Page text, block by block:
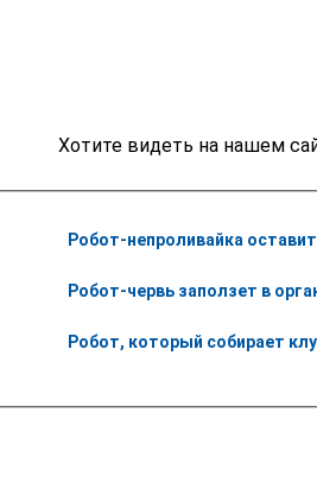
Хотите видеть на нашем
Робот-непроливайка
Робот-червь заползет в
Робот, который собирает